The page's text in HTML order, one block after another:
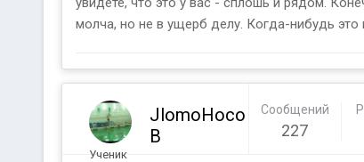
молча, но не в ущерб делу. Когда-нибудь
JlomoHoco
B
Ученик
Сообщений
227